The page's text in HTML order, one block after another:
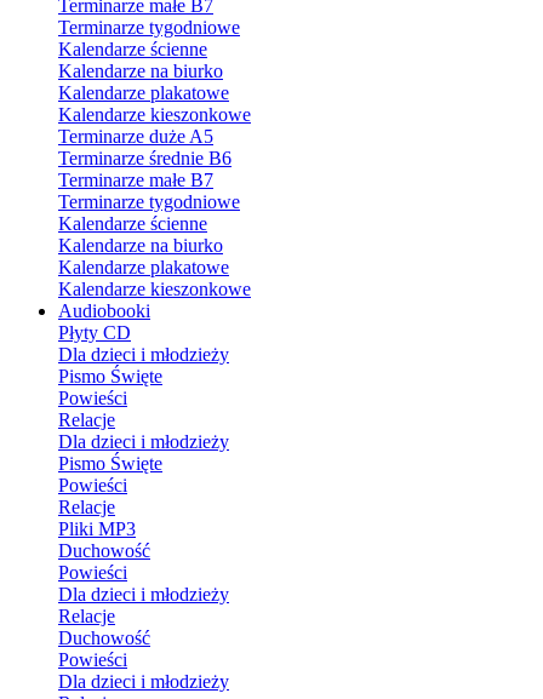
Terminarze małe B7
Terminarze tygodniowe
Kalendarze ścienne
Kalendarze na biurko
Kalendarze plakatowe
Kalendarze kieszonkowe
Terminarze duże A5
Terminarze średnie B6
Terminarze małe B7
Terminarze tygodniowe
Kalendarze ścienne
Kalendarze na biurko
Kalendarze plakatowe
Kalendarze kieszonkowe
Audiobooki
Płyty CD
Dla dzieci i młodzieży
Pismo Święte
Powieści
Relacje
Dla dzieci i młodzieży
Pismo Święte
Powieści
Relacje
Pliki MP3
Duchowość
Powieści
Dla dzieci i młodzieży
Relacje
Duchowość
Powieści
Dla dzieci i młodzieży